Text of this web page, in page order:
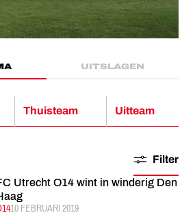
UITSLAGEN
Thuisteam Uitteam
Filter
Utrecht O14 wint in winderig Den
GEPUBLICEERD:
10 FEBRUARI 2019